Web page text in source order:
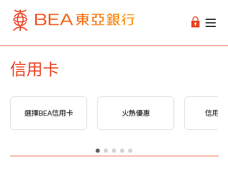
信用卡
選擇BEA信用卡 火熱優惠 信用卡